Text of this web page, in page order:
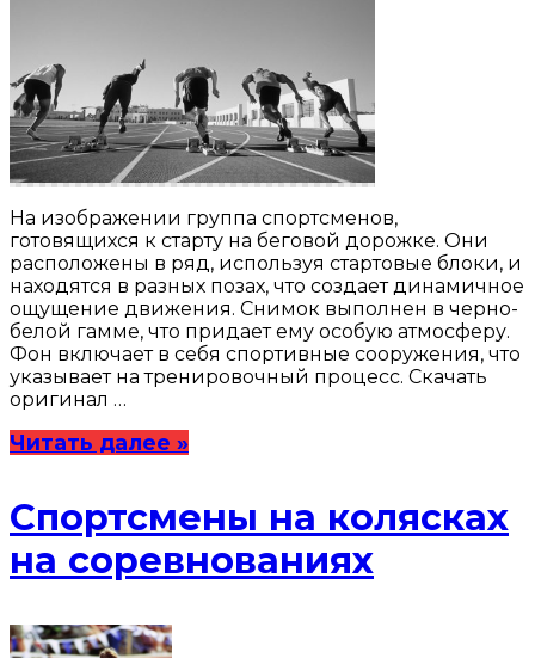
На изображении группа спортсменов,
готовящихся к старту на беговой дорожке. Они
расположены в ряд, используя стартовые блоки, и
находятся в разных позах, что создает динамичное
ощущение движения. Снимок выполнен в черно-
белой гамме, что придает ему особую атмосферу.
Фон включает в себя спортивные сооружения, что
указывает на тренировочный процесс. Скачать
оригинал …
Читать далее »
Спортсмены на колясках
на соревнованиях